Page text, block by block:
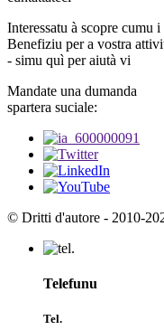
Interessatu à scopre cumu
Benefiziu per a vostra
- simu quì per aiutà vi
Mandate una dumanda
spartera suciale:
© Dritti d'autore - 2010-
Telefunu
Tel.